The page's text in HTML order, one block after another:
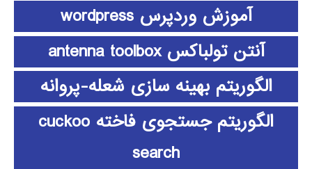
آموزش وردپرس wordpress
آنتن تولباکس antenna toolbox
الگوریتم بهینه سازی شعله-پروانه
الگوریتم جستجوی فاخته cuckoo
search